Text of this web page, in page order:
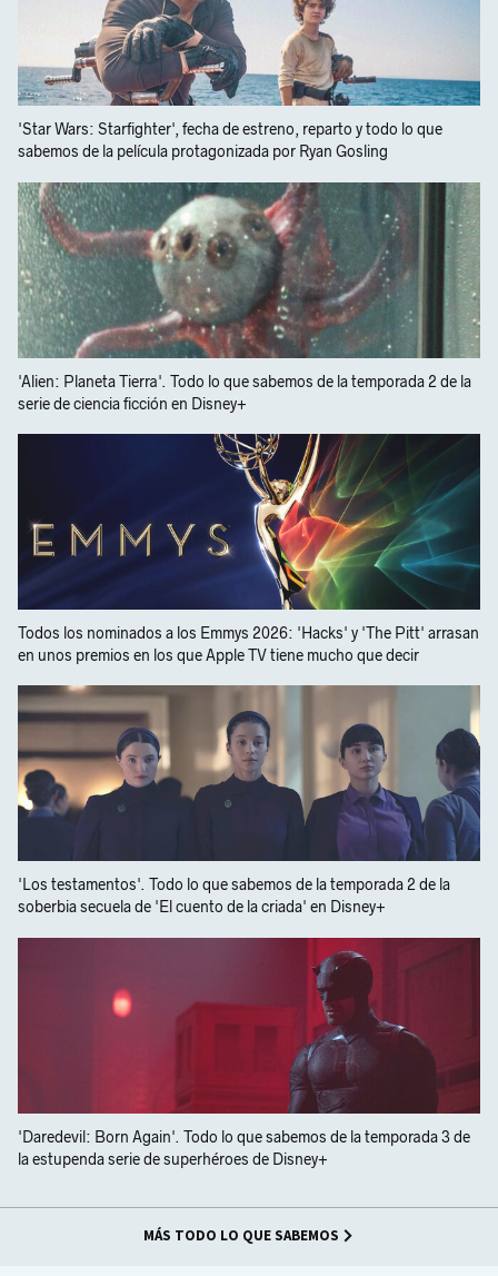
'Star Wars: Starfighter', fecha de estreno, reparto y todo lo que
sabemos de la película protagonizada por Ryan Gosling
'Alien: Planeta Tierra'. Todo lo que sabemos de la temporada 2 de la
serie de ciencia ficción en Disney+
Todos los nominados a los Emmys 2026: 'Hacks' y 'The Pitt' arrasan
en unos premios en los que Apple TV tiene mucho que decir
'Los testamentos'. Todo lo que sabemos de la temporada 2 de la
soberbia secuela de 'El cuento de la criada' en Disney+
'Daredevil: Born Again'. Todo lo que sabemos de la temporada 3 de
la estupenda serie de superhéroes de Disney+
MÁS TODO LO QUE SABEMOS